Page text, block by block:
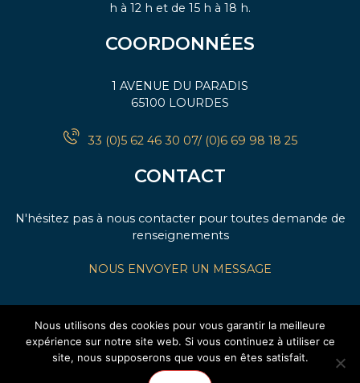
h à 12 h et de 15 h à 18 h.
COORDONNÉES
1 AVENUE DU PARADIS
65100 LOURDES
33 (0)5 62 46 30 07/ (0)6 69 98 18 25
CONTACT
N'hésitez pas à nous contacter pour toutes demande de
renseignements
NOUS ENVOYER UN MESSAGE
Conditions Générales de vente
Nous utilisons des cookies pour vous garantir la meilleure
expérience sur notre site web. Si vous continuez à utiliser ce
site, nous supposerons que vous en êtes satisfait.